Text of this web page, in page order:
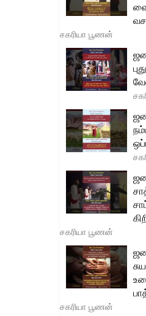
சகரியா பூணன்
சகரியா பூணன்
சகரியா பூணன்